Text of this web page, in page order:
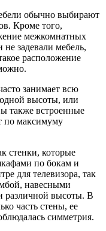
обычно выбирают
Кроме того,
межкомнатных
задевали мебель,
расположение
занимает всю
высоты, или
также встроенные
по максимуму
стенки, которые
по бокам и
для телевизора, так
навесными
различной высоты. В
часть стены, ее
симметрия.